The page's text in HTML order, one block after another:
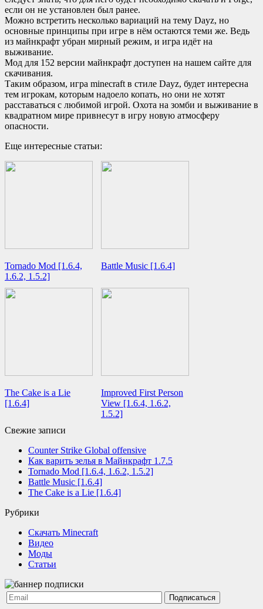
если он не установлен был ранее.
Можно встретить несколько вариаций на тему Dayz, но
основные принципы при игре в нём остаются теми же. Ведь
из майнкрафт убран мирный режим, и игра идёт на
выживание.
Мод для 152 версии майнкрафт доступен на нашем сайте для
скачивания.
Таким образом, игра minecraft в стиле Dayz, будет интересна
тем игрокам, которым надоело копать, но они не хотят
расставаться с любимой игрой. Охота на зомби и выживание в
квадратном мире привнесут в игру новую атмосферу
опасности.
Еще интересные статьи:
Tornado Mod [1.6.4,
1.6.2, 1.5.2]
Battle Music [1.6.4]
The Cake is a Lie
[1.6.4]
Improved First Person
View [1.6.4, 1.6.2,
1.5.2]
Свежие записи
Counter Strike Global offensive
Как варить зелья в Майнкрафт 1.7.5
Tornado Mod [1.6.4, 1.6.2, 1.5.2]
Battle Music [1.6.4]
The Cake is a Lie [1.6.4]
Рубрики
Cкачать Minecraft
Видео
Моды
Статьи
Подписаться